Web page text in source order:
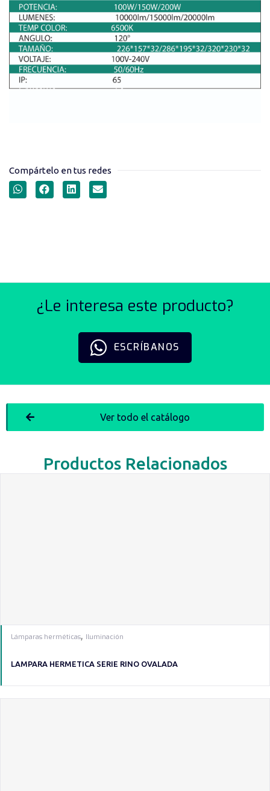
Compártelo en tus redes
¿Le interesa este producto?
ESCRÍBANOS
Productos Relacionados
Ver todo el catálogo
Lámparas herméticas, Iluminación
LAMPARA HERMETICA SERIE RINO OVALADA